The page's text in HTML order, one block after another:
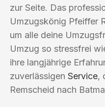
zur Seite. Das
Umzugskönig Pfeiffer
um alle deine
Umzug so stressfrei
ihre langjährige
zuverlässigen Service,
Remscheid nach